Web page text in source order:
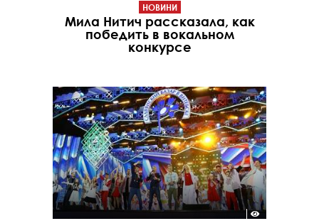
НОВИНИ
Мила Нитич рассказала, как
победить в вокальном
конкурсе